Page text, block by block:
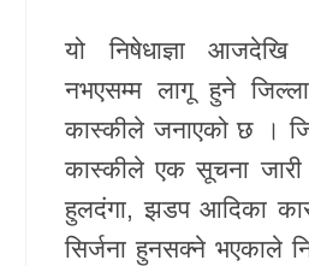
खेलकुद
Unicode
यो निषेधाज्ञा आजदेखि
नभएसम्म लागू हुने
कास्कीले जनाएको छ ।
कास्कीले एक सूचना जारी
हुलदंगा, झडप आदिका
सिर्जना हुनसक्ने भएकाले